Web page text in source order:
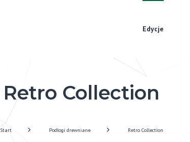
Edycje
Retro Collection
Start Podłogi drewniane Retro Collection